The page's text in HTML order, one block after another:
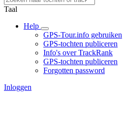
Taal
Help
GPS-Tour.info gebruiken
GPS-tochten publiceren
Info's over TrackRank
GPS-tochten publiceren
Forgotten password
Inloggen